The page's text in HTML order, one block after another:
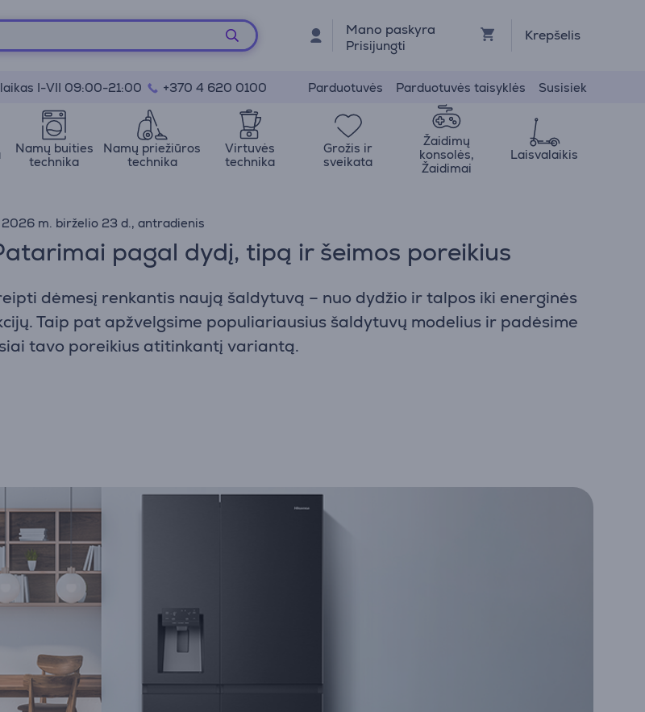
Mano paskyra
Prisijungti
Krepšelis
I-VII 09:00-21:00 +370 4 620 0100 Parduotuvės Parduotuvės taisyklės Susisiek
Namų buities
technika
Namų priežiūros
technika
Virtuvės
technika
Grožis ir
sveikata
Žaidimų
konsolės,
Žaidimai
Laisvalaikis
2026 m. birželio 23 d., antradienis
pagal dydį, tipą ir šeimos poreikius
dėmesį renkantis naują šaldytuvą – nuo dydžio ir talpos iki energinės
Taip pat apžvelgsime populiariausius šaldytuvų modelius ir padėsime
tavo poreikius atitinkantį variantą.